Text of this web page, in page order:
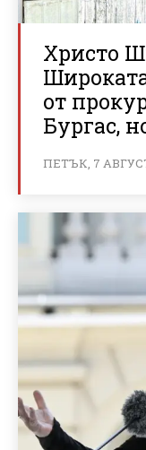
Христо
от
Бургас,
ПЕТЪК, 7